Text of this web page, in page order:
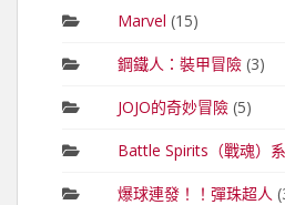
Marvel (15)
鋼鐵人：裝甲冒險(3)
JOJO的奇妙冒險(5)
Battle Spirits（戰魂）
爆球連發！！彈珠超人